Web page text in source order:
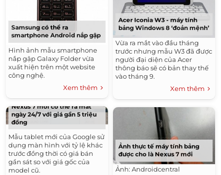
Samsung có thể ra
smartphone Android nắp gập
Hình ảnh mẫu smartphone
nắp gập Galaxy Folder vừa
xuất hiện trên một website
công nghệ.
Xem thêm
Nexus 7 mới có thể ra mắt
ngày 24/7 với giá gần 5 triệu
đồng
Mẫu tablet mới của Google sử
dụng màn hình với tỷ lệ khác
trước đồng thời có giá bán
gần sát so với giá gốc của
model cũ.
Acer Iconia W3 - máy tính
bảng Windows 8 ‘đoản mệnh’
Vừa ra mắt vào đầu tháng
trước nhưng mẫu W3 đã được
người đại diện của Acer
thông báo sẽ có bản thay thế
vào tháng 9.
Xem thêm
Ảnh thực tế máy tính bảng
được cho là Nexus 7 mới
Ảnh: Androidcentral